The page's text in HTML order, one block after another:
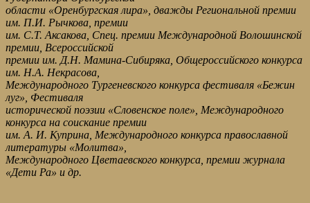
области «Оренбургская лира», дважды Региональной премии
им. П.И. Рычкова, премии
им. С.Т. Аксакова, Спец. премии Международной Волошинской
премии, Всероссийской
премии им. Д.Н. Мамина-Сибиряка, Общероссийского конкурса
им. Н.А. Некрасова,
Международного Тургеневского конкурса фестиваля «Бежин
луг», Фестиваля
исторической поэзии «Словенское поле», Международного
конкурса на соискание премии
им. А. И. Куприна, Международного конкурса православной
литературы «Молитва»,
Международного Цветаевского конкурса, премии журнала
«Дети Ра» и др.